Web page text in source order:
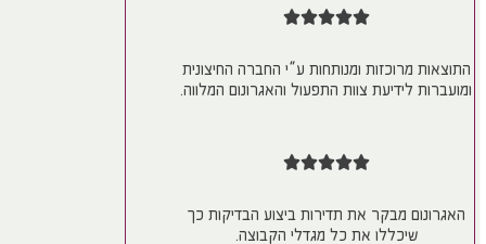
התוצאות מרוכזות ומנותחות ע”י החברה החיצונית
ומועברות לידיעת צוות התפעול והאגרונום המלווה.
האגרונום מבקר את תדירות ביצוע הבדיקות כך
שיכללו את כל מגדלי הקבוצה.